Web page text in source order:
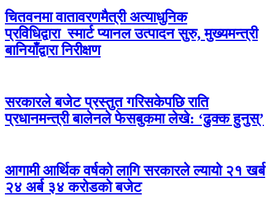
चितवनमा वातावरणमैत्री अत्याधुनिक
प्रविधिद्वारा स्मार्ट प्यानल उत्पादन सुरु, मुख्यमन्त्री
बानियाँद्वारा निरीक्षण
सरकारले बजेट प्रस्तुत गरिसकेपछि राति
प्रधानमन्त्री बालेनले फेसबुकमा लेखे: ‘ढुक्क हुनुस्’
आगामी आर्थिक वर्षको लागि सरकारले ल्यायो २१ खर्ब
२४ अर्ब ३४ करोडको बजेट